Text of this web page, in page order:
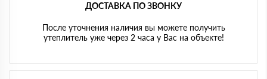
ДОСТАВКА ПО ЗВОНКУ
После уточнения наличия вы можете получить
утеплитель уже через 2 часа у Вас на объекте!